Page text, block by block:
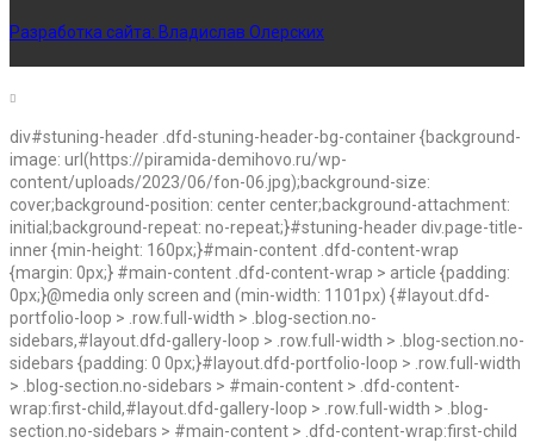
Разработка сайта: Владислав Олерских
div#stuning-header .dfd-stuning-header-bg-container {background-
image: url(https://piramida-demihovo.ru/wp-
content/uploads/2023/06/fon-06.jpg);background-size:
cover;background-position: center center;background-attachment:
initial;background-repeat: no-repeat;}#stuning-header div.page-title-
inner {min-height: 160px;}#main-content .dfd-content-wrap
{margin: 0px;} #main-content .dfd-content-wrap > article {padding:
0px;}@media only screen and (min-width: 1101px) {#layout.dfd-
portfolio-loop > .row.full-width > .blog-section.no-
sidebars,#layout.dfd-gallery-loop > .row.full-width > .blog-section.no-
sidebars {padding: 0 0px;}#layout.dfd-portfolio-loop > .row.full-width
> .blog-section.no-sidebars > #main-content > .dfd-content-
wrap:first-child,#layout.dfd-gallery-loop > .row.full-width > .blog-
section.no-sidebars > #main-content > .dfd-content-wrap:first-child